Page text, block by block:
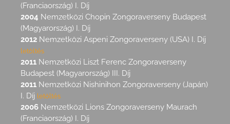
(Franciaország) I. Díj
2004 Nemzetközi Chopin Zongoraverseny Budapest
(Magyarország) I. Díj
2012 Nemzetközi Aspeni Zongoraverseny (USA) I. Díj
letöltés
2011 Nemzetközi Liszt Ferenc Zongoraverseny
Budapest (Magyarország) III. Díj
2011 Nemzetközi Nishinihon Zongoraverseny (Japán)
I. Díj letöltés
2006 Nemzetközi Lions Zongoraverseny Maurach
(Franciaország) I. Díj